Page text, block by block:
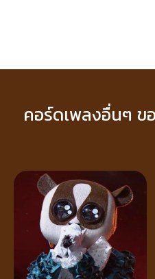
คอร์ดเพลงอื่นๆ ข